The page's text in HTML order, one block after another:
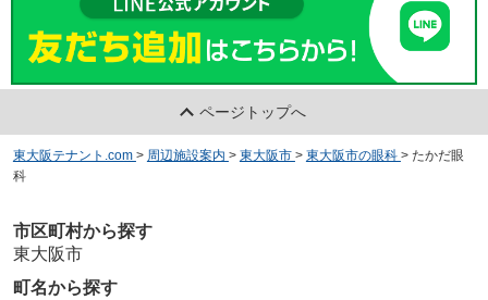
ページトップへ
東大阪テナント.com > 周辺施設案内 > 東大阪市 > 東大阪市の眼科 > たかだ眼
科
市区町村から探す
東大阪市
町名から探す